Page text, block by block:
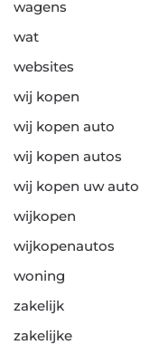
wagens
wat
websites
wij kopen
wij kopen auto
wij kopen autos
wij kopen uw auto
wijkopen
wijkopenautos
woning
zakelijk
zakelijke